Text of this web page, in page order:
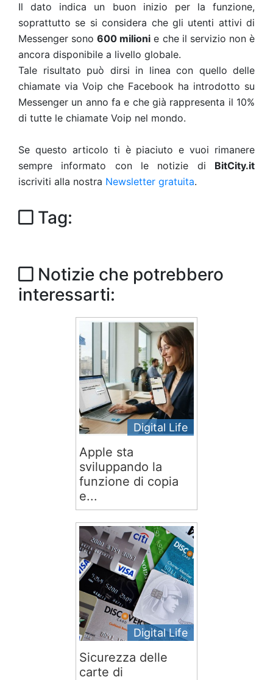
Il dato indica un buon inizio per la funzione,
soprattutto se si considera che gli utenti attivi di
Messenger sono600 milioni e che il servizio non è
ancora disponibile a livello globale.
Tale risultato può dirsi in linea con quello delle
chiamate via Voip che Facebook ha introdotto su
Messenger un anno fa e che già rappresenta il 10%
di tutte le chiamate Voip nel mondo.
Se questo articolo ti è piaciuto e vuoi rimanere
sempre informato con le notizie di BitCity.it
iscriviti alla nostra Newsletter gratuita.
Tag:
Notizie che potrebbero
interessarti:
Digital Life
Apple sta
sviluppando la
funzione di copia
e...
Digital Life
Sicurezza delle
carte di